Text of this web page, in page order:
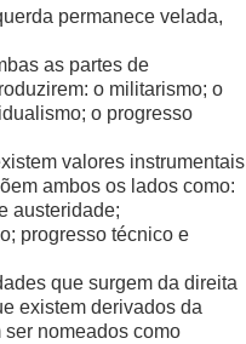
permanece velada,
as partes de
o militarismo; o
o progresso
valores instrumentais
ambos os lados como:
austeridade;
progresso técnico e
que surgem da direita
existem derivados da
nomeados como